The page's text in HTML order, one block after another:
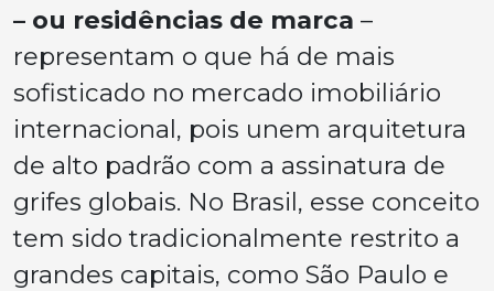
– ou residências de marca –
representam o que há de mais
sofisticado no mercado imobiliário
internacional, pois unem arquitetura
de alto padrão com a assinatura de
grifes globais. No Brasil, esse conceito
tem sido tradicionalmente restrito a
grandes capitais, como São Paulo e